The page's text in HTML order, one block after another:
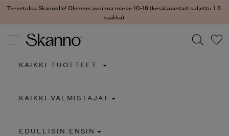
Tervetuloa Skannolle! Olemme avoinna ma-pe 10-18 (kesälauantait suljettu 1.8.
saakka).
Type 2 or more characters for results.
KAIKKI TUOTTEET
KAIKKI VALMISTAJAT
EDULLISIN ENSIN